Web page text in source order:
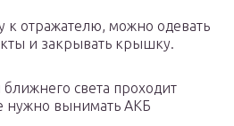
к отражателю, можно одевать
и закрывать крышку.
света проходит
нужно вынимать АКБ